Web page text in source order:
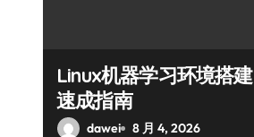
Linux机器学习环境搭建
速成指南
dawei 8 月 4, 2026